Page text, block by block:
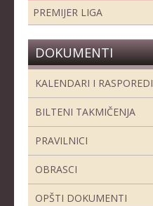
PREMIJER LIGA
DOKUMENTI
KALENDARI I RASPOREDI
BILTENI TAKMIČENJA
PRAVILNICI
OBRASCI
OPŠTI DOKUMENTI